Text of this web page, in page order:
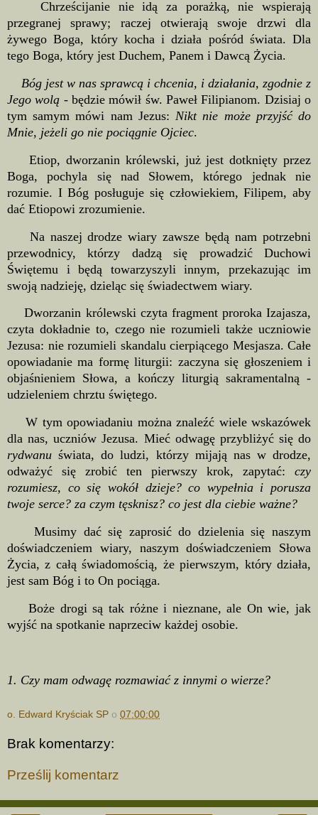
Chrześcijanie nie idą za porażką, nie wspierają
przegranej sprawy; raczej otwierają swoje drzwi dla
żywego Boga, który kocha i działa pośród świata. Dla
tego Boga, który jest Duchem, Panem i Dawcą Życia.
Bóg jest w nas sprawcą i chcenia, i działania, zgodnie z
Jego wolą - będzie mówił św. Paweł Filipianom. Dzisiaj o
tym samym mówi nam Jezus: Nikt nie może przyjść do
Mnie, jeżeli go nie pociągnie Ojciec.
Etiop, dworzanin królewski, już jest dotknięty przez
Boga, pochyla się nad Słowem, którego jednak nie
rozumie. I Bóg posługuje się człowiekiem, Filipem, aby
dać Etiopowi zrozumienie.
Na naszej drodze wiary zawsze będą nam potrzebni
przewodnicy, którzy dadzą się prowadzić Duchowi
Świętemu i będą towarzyszyli innym, przekazując im
swoją nadzieję, dzieląc się świadectwem wiary.
Dworzanin królewski czyta fragment proroka Izajasza,
czyta dokładnie to, czego nie rozumieli także uczniowie
Jezusa: nie rozumieli skandalu cierpiącego Mesjasza. Całe
opowiadanie ma formę liturgii: zaczyna się głoszeniem i
objaśnieniem Słowa, a kończy liturgią sakramentalną -
udzieleniem chrztu świętego.
W tym opowiadaniu można znaleźć wiele wskazówek
dla nas, uczniów Jezusa. Mieć odwagę przybliżyć się do
rydwanuświata, do ludzi, którzy mijają nas w drodze,
odważyć się zrobić ten pierwszy krok, zapytać: czy
rozumiesz, co się wokół dzieje? co wypełnia i porusza
twoje serce? za czym tęsknisz? co jest dla ciebie ważne?
Musimy dać się zaprosić do dzielenia się naszym
doświadczeniem wiary, naszym doświadczeniem Słowa
Życia, z całą świadomością, że pierwszym, który działa,
jest sam Bóg i to On pociąga.
Boże drogi są tak różne i nieznane, ale On wie, jak
wyjść na spotkanie naprzeciw każdej osobie.
1. Czy mam odwagę rozmawiać z innymi o wierze?
o. Edward Kryściak SP o 07:00:00
Brak komentarzy:
Prześlij komentarz